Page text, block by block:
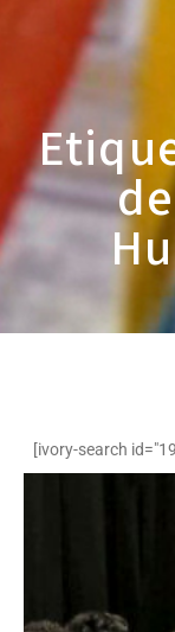
[ivory-search